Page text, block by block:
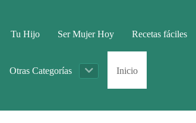
Tu Hijo Ser Mujer Hoy Recetas fáciles
Otras Categorías Inicio